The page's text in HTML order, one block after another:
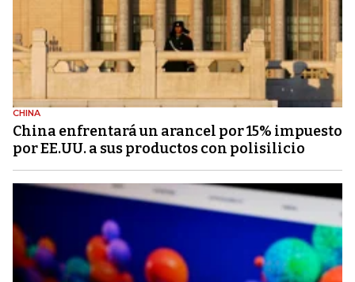
CHINA
China enfrentará un arancel por 15% impuesto
por EE.UU. a sus productos con polisilicio